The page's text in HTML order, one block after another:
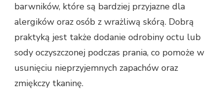
barwników, które są bardziej przyjazne dla
alergików oraz osób z wrażliwą skórą. Dobrą
praktyką jest także dodanie odrobiny octu lub
sody oczyszczonej podczas prania, co pomoże w
usunięciu nieprzyjemnych zapachów oraz
zmiękczy tkaninę.